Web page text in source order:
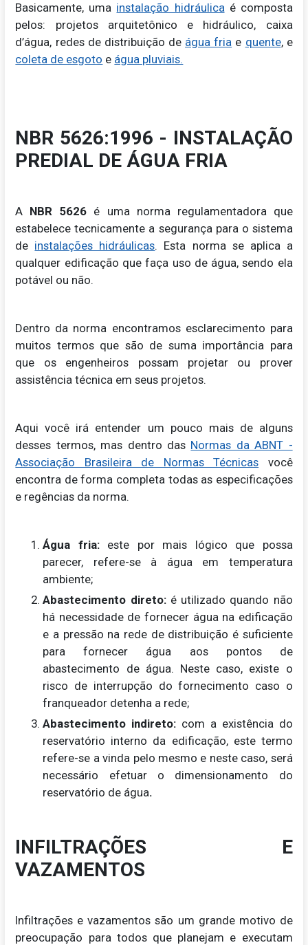
Basicamente, uma instalação hidráulicaé composta
pelos: projetos arquitetônico e hidráulico, caixa
d’água, redes de distribuição de água fria e quente, e
coleta de esgoto e água pluviais.
NBR 5626:1996 - INSTALAÇÃO
PREDIAL DE ÁGUA FRIA
A NBR 5626 é uma norma regulamentadora que
estabelece tecnicamente a segurança para o sistema
de instalações hidráulicas. Esta norma se aplica a
qualquer edificação que faça uso de água, sendo ela
potável ou não.
Dentro da norma encontramos esclarecimento para
muitos termos que são de suma importância para
que os engenheiros possam projetar ou prover
assistência técnica em seus projetos.
Aqui você irá entender um pouco mais de alguns
desses termos, mas dentro das Normas da ABNT -
Associação Brasileira de Normas Técnicas você
encontra de forma completa todas as especificações
e regências da norma.
Água fria: este por mais lógico que possa
parecer, refere-se à água em temperatura
ambiente;
Abastecimento direto: é utilizado quando não
há necessidade de fornecer água na edificação
e a pressão na rede de distribuição é suficiente
para fornecer água aos pontos de
abastecimento de água. Neste caso, existe o
risco de interrupção do fornecimento caso o
franqueador detenha a rede;
Abastecimento indireto: com a existência do
reservatório interno da edificação, este termo
refere-se a vinda pelo mesmo e neste caso, será
necessário efetuar o dimensionamento do
reservatório de água.
INFILTRAÇÕES E
VAZAMENTOS
Infiltrações e vazamentos são um grande motivo de
preocupação para todos que planejam e executam